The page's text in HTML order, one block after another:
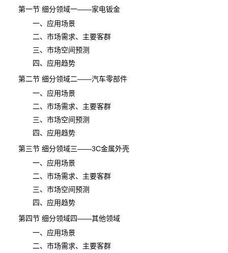
第一节 细分领域一——家电钣金
一、应用场景
二、市场需求、主要客群
三、市场空间预测
四、应用趋势
第二节 细分领域二——汽车零部件
一、应用场景
二、市场需求、主要客群
三、市场空间预测
四、应用趋势
第三节 细分领域三——3C金属外壳
一、应用场景
二、市场需求、主要客群
三、市场空间预测
四、应用趋势
第四节 细分领域四——其他领域
一、应用场景
二、市场需求、主要客群